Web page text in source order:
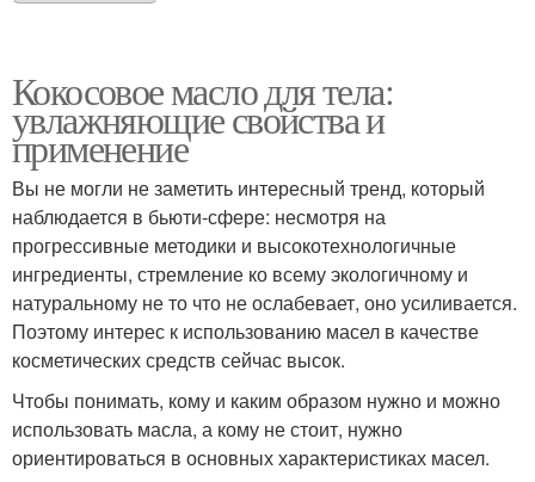
Кокосовое масло для тела:
увлажняющие свойства и
применение
Вы не могли не заметить интересный тренд, который
наблюдается в бьюти-сфере: несмотря на
прогрессивные методики и высокотехнологичные
ингредиенты, стремление ко всему экологичному и
натуральному не то что не ослабевает, оно усиливается.
Поэтому интерес к использованию масел в качестве
косметических средств сейчас высок.
Чтобы понимать, кому и каким образом нужно и можно
использовать масла, а кому не стоит, нужно
ориентироваться в основных характеристиках масел.